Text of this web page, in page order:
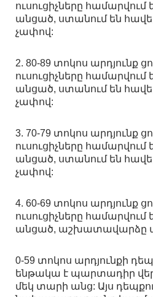
ուսուցիչները
անցած, ստանում են
չափով:
2. 80-89 տոկոս արդյունք
ուսուցիչները
անցած, ստանում են
չափով:
3. 70-79 տոկոս արդյունք
ուսուցիչները
անցած, ստանում են
չափով:
4. 60-69 տոկոս արդյունք
ուսուցիչները
անցած, աշխատավարձը
0-59 տոկոս արդյունքի
ենթակա է պարտադիր
մեկ տարի անց: Այս